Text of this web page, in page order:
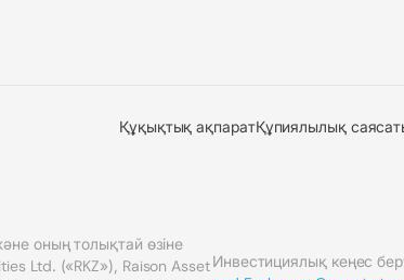
Құқықтық ақпаратҚұпиялылық
оның толықтай өзіне
Ltd. («RKZ»), Raison AssetИнвестициялық кеңес